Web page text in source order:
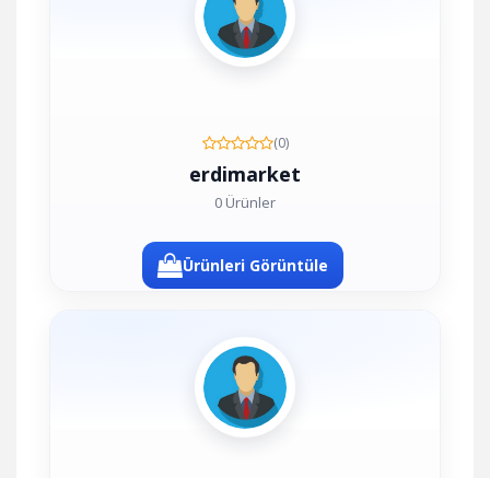
(0)
erdimarket
0 Ürünler
Ürünleri Görüntüle